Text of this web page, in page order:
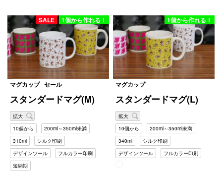
SALE 1個から作れる！
マグカップ セール
スタンダードマグ(M)
拡大
10個から
200ml～350ml未満
310ml
シルク印刷
デザインツール
フルカラー印刷
短納期
1個から作れる！
マグカップ
スタンダードマグ(L)
拡大
10個から
200ml～350ml未満
340ml
シルク印刷
デザインツール
フルカラー印刷